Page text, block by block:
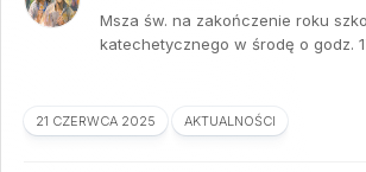
Msza św. na zakończenie roku
katechetycznego w środę o godz.
21 CZERWCA 2025 AKTUALNOŚCI